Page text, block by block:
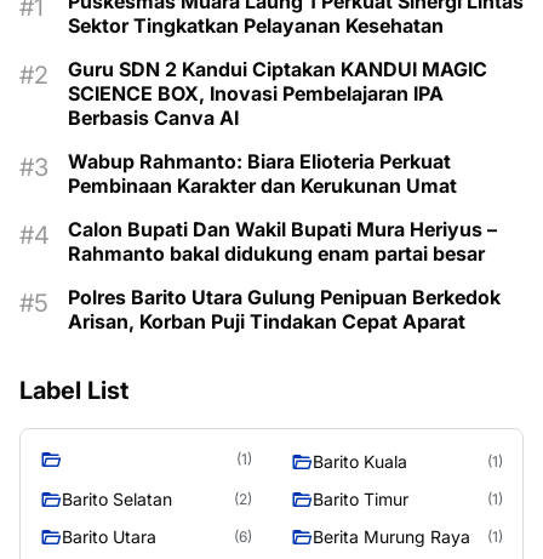
Sektor Tingkatkan Pelayanan Kesehatan
Guru SDN 2 Kandui Ciptakan KANDUI MAGIC
SCIENCE BOX, Inovasi Pembelajaran IPA
Berbasis Canva AI
Wabup Rahmanto: Biara Elioteria Perkuat
Pembinaan Karakter dan Kerukunan Umat
Calon Bupati Dan Wakil Bupati Mura Heriyus –
Rahmanto bakal didukung enam partai besar
Polres Barito Utara Gulung Penipuan Berkedok
Arisan, Korban Puji Tindakan Cepat Aparat
Label List
(1) Barito Kuala (1)
Barito Selatan (2) Barito Timur (1)
Barito Utara (6) Berita Murung Raya (1)